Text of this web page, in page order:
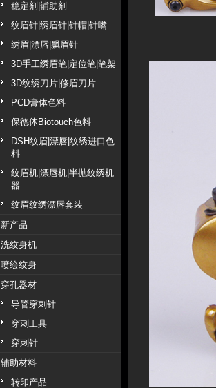
稳定剂|辅助剂
纹眉针|绣眉针|针帽|针嘴
绣眉|漂唇|飘眉针
3D手工绣眉笔|定位笔|笔架
3D纹绣刀片|修眉刀片
PCD膏体色料
保德体Biotouch色料
DSH纹眉|漂唇|纹绣进口色
料
纹眉机|漂唇机|半抛纹绣机
器
纹眉纹绣漂唇套装
新产品
洗纹身机
喷绘纹身
穿孔器材
导管穿刺针
穿刺工具
穿刺针
辅助材料
转印产品